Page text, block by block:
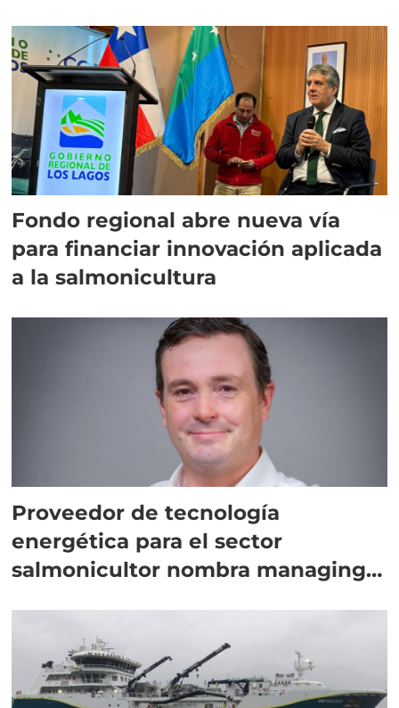
Fondo regional abre nueva vía
para financiar innovación aplicada
a la salmonicultura
Proveedor de tecnología
energética para el sector
salmonicultor nombra managing